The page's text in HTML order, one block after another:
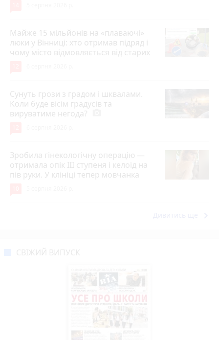
Майже 15 мільйонів на «плаваючі»
люки у Вінниці: хто отримав підряд і
чому місто відмовляється від старих
Сунуть грози з градом і шквалами.
Коли буде вісім градусів та
вируватиме негода?
Зробила гінекологічну операцію —
отримала опік ІІІ ступеня і келоїд на
пів руки. У клініці тепер мовчанка